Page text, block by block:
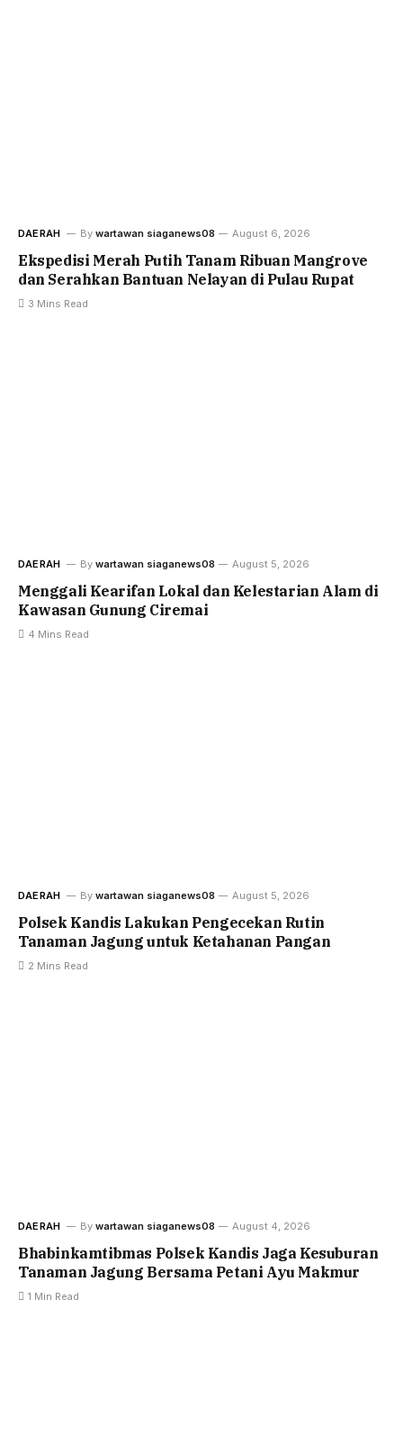
DAERAH By wartawan siaganews08 August 6, 2026
Ekspedisi Merah Putih Tanam Ribuan Mangrove
dan Serahkan Bantuan Nelayan di Pulau Rupat
3 Mins Read
DAERAH By wartawan siaganews08 August 5, 2026
Menggali Kearifan Lokal dan Kelestarian Alam di
Kawasan Gunung Ciremai
4 Mins Read
DAERAH By wartawan siaganews08 August 5, 2026
Polsek Kandis Lakukan Pengecekan Rutin
Tanaman Jagung untuk Ketahanan Pangan
2 Mins Read
DAERAH By wartawan siaganews08 August 4, 2026
Bhabinkamtibmas Polsek Kandis Jaga Kesuburan
Tanaman Jagung Bersama Petani Ayu Makmur
1 Min Read